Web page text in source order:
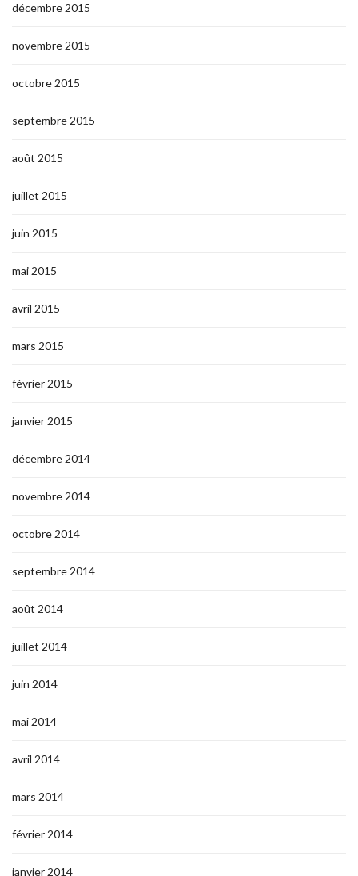
décembre 2015
novembre 2015
octobre 2015
septembre 2015
août 2015
juillet 2015
juin 2015
mai 2015
avril 2015
mars 2015
février 2015
janvier 2015
décembre 2014
novembre 2014
octobre 2014
septembre 2014
août 2014
juillet 2014
juin 2014
mai 2014
avril 2014
mars 2014
février 2014
janvier 2014